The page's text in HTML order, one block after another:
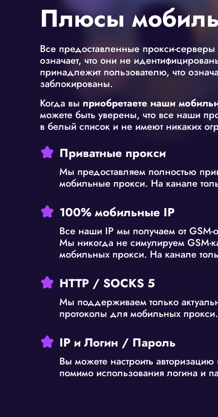
Плюсы
Все предоставленные прокси-
означает, что они не
принадлежит пользователю, что
заблокированы.
Когда вы приобретаете наши
можете быть уверены, что все наши
в белый список и не имеют никаких
Приватные прокси
Мы предоставляем полностью
мобильные прокси. На канале
100% мобильные IP
Все наши IP мы получаем от GSM-
Мы никогда не симулируем GSM-
мобильных прокси. На канале
HTTP / SOCKS 5
Мы поддерживаем только
протоколы для мобильных прокси.
IP и Логин / Пароль
Вы можете настроить
помимо использования логина и